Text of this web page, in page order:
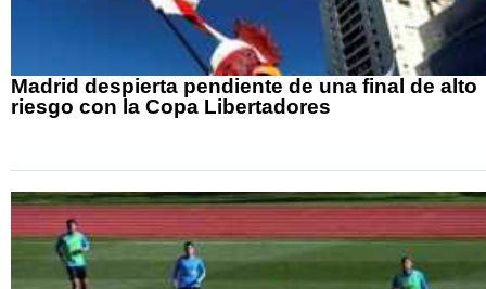
Madrid despierta pendiente de una final de alto
riesgo con la Copa Libertadores